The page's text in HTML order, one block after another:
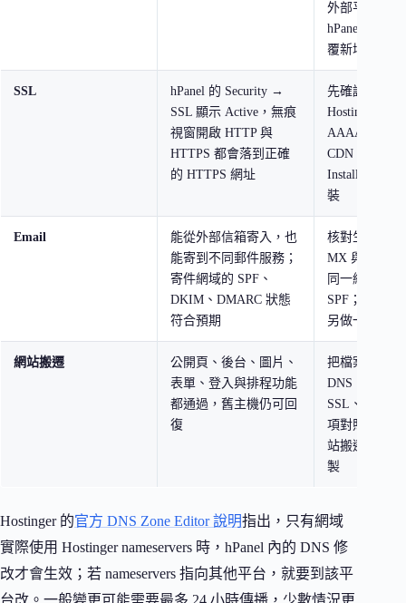
外部平台修
hPanel 的未
覆新增紀錄
SSL
hPanel 的 Security →
SSL 顯示 Active，無痕
視窗開啟 HTTP 與
HTTPS 都會落到正確
的 HTTPS 網址
先確認網域已
Hostinger，
AAAA／CAA
CDN 代理；
Installing 時
裝
Email
能從外部信箱寄入，也
能寄到不同郵件服務；
寄件網域的 SPF、
DKIM、DMARC 狀態
符合預期
核對生效
MX 與驗證紀
同一網域放
SPF；網站表
另做一次
網站搬遷
公開頁、後台、圖片、
表單、登入與排程功能
都通過，舊主機仍可回
復
把檔案、資料
DNS、cron
SSL、FTP 與
項對照；不
站搬遷當成
製
Hostinger 的官方 DNS Zone Editor 說明指出，只有網域
實際使用 Hostinger nameservers 時，hPanel 內的 DNS 修
改才會生效；若 nameservers 指向其他平台，就要到該平